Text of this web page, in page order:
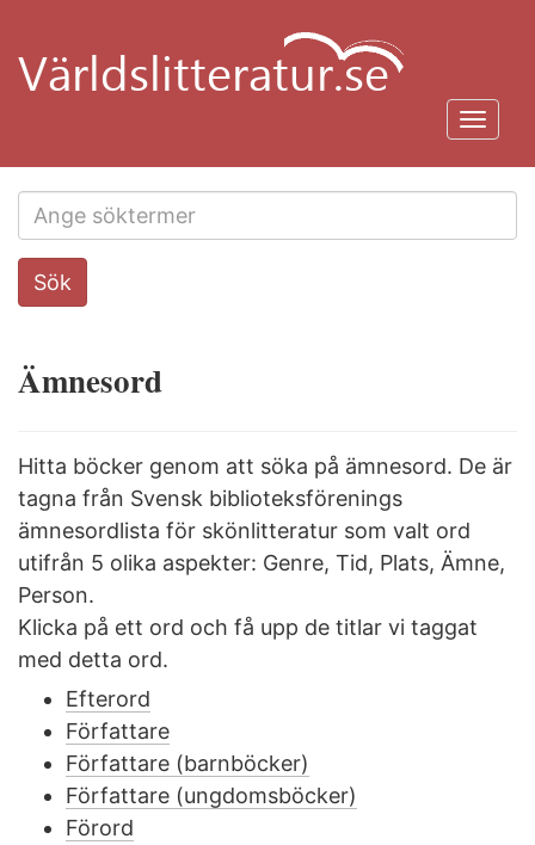
huvudinnehåll
Search
this
Sök
Ämnesord
Hitta böcker genom att söka på ämnesord. De är
tagna från Svensk biblioteksförenings
ämnesordlista för skönlitteratur som valt ord
utifrån 5 olika aspekter: Genre, Tid, Plats, Ämne,
Person.
Klicka på ett ord och få upp de titlar vi taggat
med detta ord.
Efterord
Författare
Författare (barnböcker)
Författare (ungdomsböcker)
Förord